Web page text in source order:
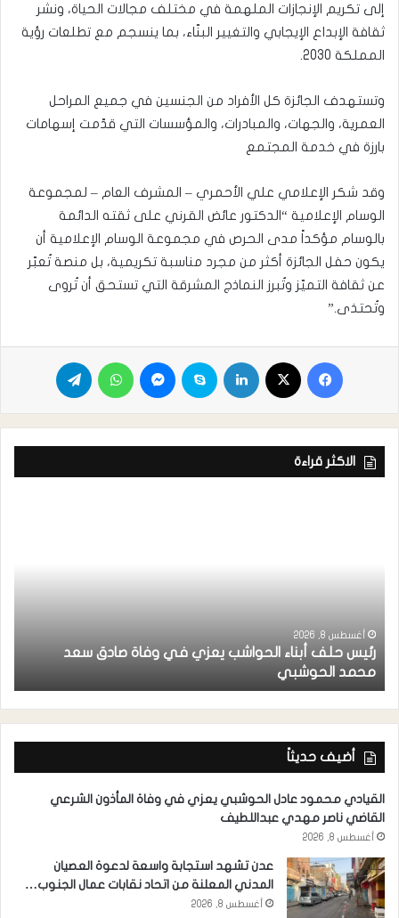
إلى تكريم الإنجازات الملهمة في مختلف مجالات الحياة، ونشر
ثقافة الإبداع الإيجابي والتغيير البنّاء، بما ينسجم مع تطلعات رؤية
المملكة 2030.
وتستهدف الجائزة كل الأفراد من الجنسين في جميع المراحل
العمرية، والجهات، والمبادرات، والمؤسسات التي قدّمت إسهامات
بارزة في خدمة المجتمع
وقد شكر الإعلامي علي الأحمري – المشرف العام – لمجموعة
الوسام الإعلامية “الدكتور عائض القرني على ثقته الدائمة
بالوسام مؤكداً مدى الحرص في مجموعة الوسام الإعلامية أن
يكون حفل الجائزة أكثر من مجرد مناسبة تكريمية، بل منصة تُعبّر
عن ثقافة التميّز وتُبرز النماذج المشرقة التي تستحق أن تُروى
وتُحتذى.”
الاكثر قراءة
أغسطس 8, 2026
رئيس حلف أبناء الحواشب يعزي في وفاة صادق سعد
محمد الحوشبي
أضيف حديثاً
القيادي محمود عادل الحوشبي يعزي في وفاة المأذون الشرعي
القاضي ناصر مهدي عبداللطيف
أغسطس 8, 2026
عدن تشهد استجابة واسعة لدعوة العصيان
المدني المعلنة من اتحاد نقابات عمال الجنوب…
أغسطس 8, 2026